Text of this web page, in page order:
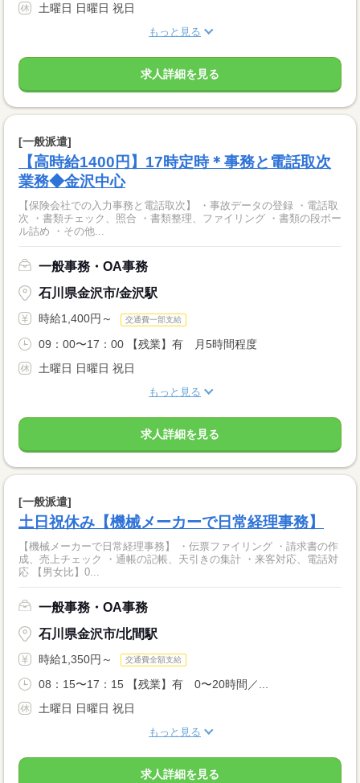
土曜日 日曜日 祝日
もっと見る
求人詳細を見る
[一般派遣]
【高時給1400円】17時定時＊事務と電話取次
業務◆金沢中心
【保険会社での入力事務と電話取次】 ・事故データの登録 ・電話取
次 ・書類チェック、照合 ・書類整理、ファイリング ・書類の段ボー
ル詰め ・その他...
一般事務・OA事務
石川県金沢市/金沢駅
時給1,400円～ 交通費一部支給
09：00〜17：00 【残業】有 月5時間程度
土曜日 日曜日 祝日
もっと見る
求人詳細を見る
[一般派遣]
土日祝休み【機械メーカーで日常経理事務】
【機械メーカーで日常経理事務】 ・伝票ファイリング ・請求書の作
成、売上チェック ・通帳の記帳、天引きの集計 ・来客対応、電話対
応 【男女比】0...
一般事務・OA事務
石川県金沢市/北間駅
時給1,350円～ 交通費全額支給
08：15〜17：15 【残業】有 0〜20時間／...
土曜日 日曜日 祝日
もっと見る
求人詳細を見る